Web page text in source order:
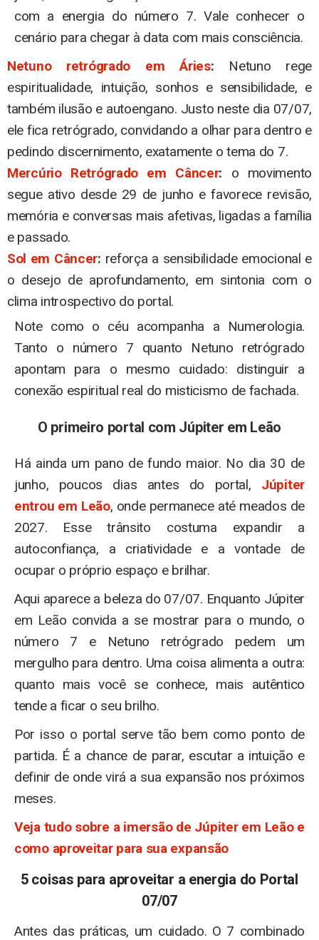
com a energia do número 7. Vale conhecer o
cenário para chegar à data com mais consciência.
Netuno retrógrado em Áries: Netuno rege
espiritualidade, intuição, sonhos e sensibilidade, e
também ilusão e autoengano. Justo neste dia 07/07,
ele fica retrógrado, convidando a olhar para dentro e
pedindo discernimento, exatamente o tema do 7.
Mercúrio Retrógrado em Câncer: o movimento
segue ativo desde 29 de junho e favorece revisão,
memória e conversas mais afetivas, ligadas a família
e passado.
Sol em Câncer: reforça a sensibilidade emocional e
o desejo de aprofundamento, em sintonia com o
clima introspectivo do portal.
Note como o céu acompanha a Numerologia.
Tanto o número 7 quanto Netuno retrógrado
apontam para o mesmo cuidado: distinguir a
conexão espiritual real do misticismo de fachada.
O primeiro portal com Júpiter em Leão
Há ainda um pano de fundo maior. No dia 30 de
junho, poucos dias antes do portal, Júpiter
entrou em Leão, onde permanece até meados de
2027. Esse trânsito costuma expandir a
autoconfiança, a criatividade e a vontade de
ocupar o próprio espaço e brilhar.
Aqui aparece a beleza do 07/07. Enquanto Júpiter
em Leão convida a se mostrar para o mundo, o
número 7 e Netuno retrógrado pedem um
mergulho para dentro. Uma coisa alimenta a outra:
quanto mais você se conhece, mais autêntico
tende a ficar o seu brilho.
Por isso o portal serve tão bem como ponto de
partida. É a chance de parar, escutar a intuição e
definir de onde virá a sua expansão nos próximos
meses.
Veja tudo sobre a imersão de Júpiter em Leão e
como aproveitar para sua expansão
5 coisas para aproveitar a energia do Portal
07/07
Antes das práticas, um cuidado. O 7 combinado